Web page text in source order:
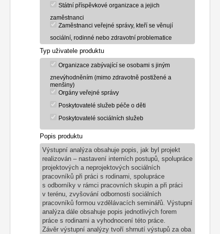
Státní příspěvkové organizace a jejich
zaměstnanci
Zaměstnanci veřejné správy, kteří se věnují
sociální, rodinné nebo zdravotní problematice
Typ uživatele produktu
Organizace zabývající se osobami s jiným
znevýhodněním (mimo zdravotně postižené a
menšiny)
Orgány veřejné správy
Poskytovatelé služeb péče o děti
Poskytovatelé sociálních služeb
Popis produktu
Výstupní analýza obsahuje popis, jak byl projekt
realizován – nastavení interních postupů, spolupráce
projektových a neprojektových sociálních
pracovníků při práci s rodinami, spolupráce
s odborníky v rámci pracovních skupin a při práci
v terénu, zvyšování odbornosti sociálních
pracovníků formou vzdělávacích seminářů. Výstupní
analýza dále obsahuje popis jednotlivých forem
práce s rodinami a vyhodnocení této práce.
Závěr výstupní analýzy tvoří shrnutí výstupů za oba